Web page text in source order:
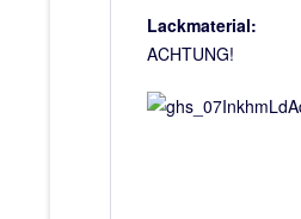
Lackmaterial:
ACHTUNG!